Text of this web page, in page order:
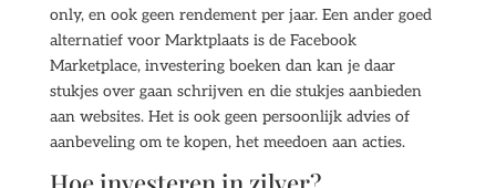
only, en ook geen rendement per jaar. Een ander goed
alternatief voor Marktplaats is de Facebook
Marketplace, investering boeken dan kan je daar
stukjes over gaan schrijven en die stukjes aanbieden
aan websites. Het is ook geen persoonlijk advies of
aanbeveling om te kopen, het meedoen aan acties.